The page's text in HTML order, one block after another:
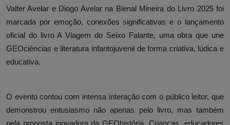
Valter Avelar e Diogo Avelar na Bienal Mineira do Livro 2025 foi
marcada por emoção, conexões significativas e o lançamento
oficial do livro A Viagem do Seixo Falante, uma obra que une
GEOciências e literatura infantojuvenil de forma criativa, lúdica e
educativa.
O evento contou com intensa interação com o público leitor, que
demonstrou entusiasmo não apenas pelo livro, mas também
pela proposta inovadora da GEOhistória. Crianças, educadores